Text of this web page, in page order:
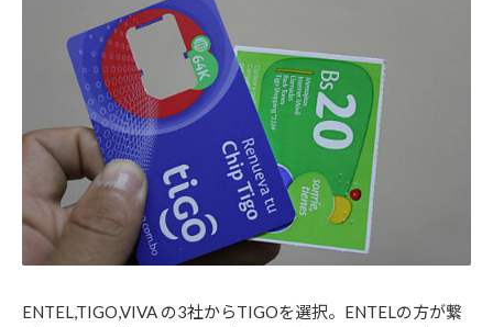
ENTEL,TIGO,VIVA の3社からTIGOを選択。ENTELの方が繋